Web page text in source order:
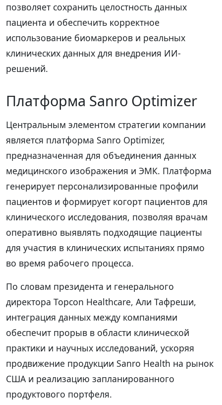
позволяет сохранить целостность данных
пациента и обеспечить корректное
использование биомаркеров и реальных
клинических данных для внедрения ИИ-
решений.
Платформа Sanro Optimizer
Центральным элементом стратегии компании
является платформа Sanro Optimizer,
предназначенная для объединения данных
медицинского изображения и ЭМК. Платформа
генерирует персонализированные профили
пациентов и формирует когорт пациентов для
клинического исследования, позволяя врачам
оперативно выявлять подходящие пациенты
для участия в клинических испытаниях прямо
во время рабочего процесса.
По словам президента и генерального
директора Topcon Healthcare, Али Тафреши,
интеграция данных между компаниями
обеспечит прорыв в области клинической
практики и научных исследований, ускоряя
продвижение продукции Sanro Health на рынок
США и реализацию запланированного
продуктового портфеля.